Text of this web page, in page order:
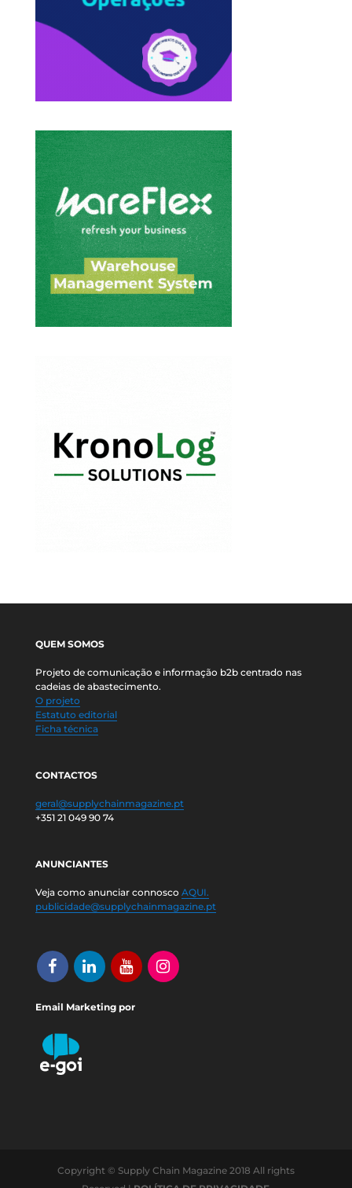
QUEM SOMOS
Projeto de comunicação e informação b2b centrado nas
cadeias de abastecimento.
O projeto
Estatuto editorial
Ficha técnica
CONTACTOS
geral@supplychainmagazine.pt
+351 21 049 90 74
ANUNCIANTES
Veja como anunciar connosco AQUI.
publicidade@supplychainmagazine.pt
Email Marketing por
Copyright © Supply Chain Magazine 2018 All rights